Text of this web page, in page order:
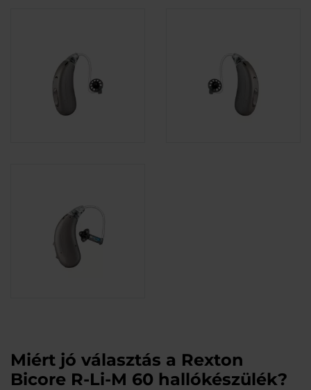
Miért jó választás a Rexton
Bicore R-Li-M 60 hallókészülék?